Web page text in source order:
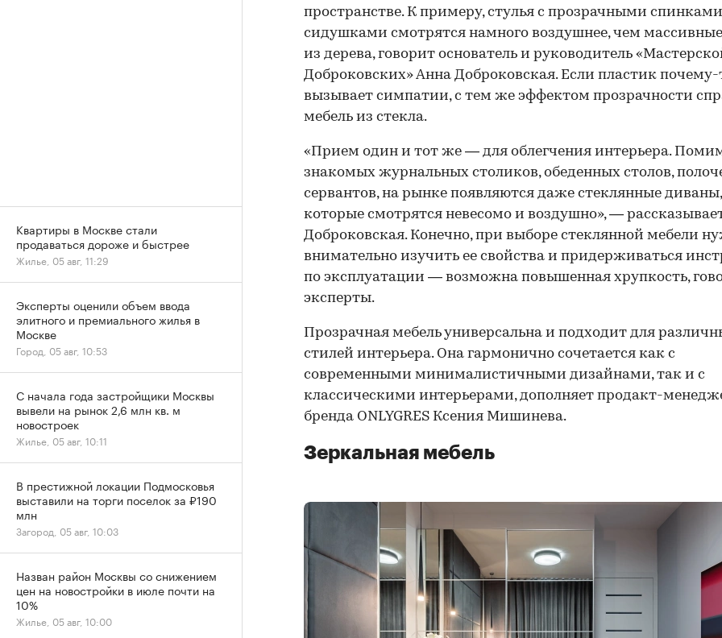
пространстве. К примеру, стулья с прозрачными
сидушками смотрятся намного воздушнее, чем массивные
из дерева, говорит основатель и руководитель
Доброковских» Анна Доброковская. Если пластик почему-
вызывает симпатии, с тем же эффектом прозрачности
мебель из стекла.
«Прием один и тот же — для облегчения интерьера.
знакомых журнальных столиков, обеденных столов,
сервантов, на рынке появляются даже стеклянные диваны,
которые смотрятся невесомо и воздушно», —
Доброковская. Конечно, при выборе стеклянной мебели
внимательно изучить ее свойства и придерживаться
по эксплуатации — возможна повышенная хрупкость,
эксперты.
Прозрачная мебель универсальна и подходит для
стилей интерьера. Она гармонично сочетается как с
современными минималистичными дизайнами, так и с
классическими интерьерами, дополняет продакт-
бренда ONLYGRES Ксения Мишинева.
Зеркальная мебель
Квартиры в Москве стали
продаваться дороже и быстрее
Жилье, 05 авг, 11:29
Эксперты оценили объем ввода
элитного и премиального жилья в
Москве
Город, 05 авг, 10:53
С начала года застройщики Москвы
вывели на рынок 2,6 млн кв. м
новостроек
Жилье, 05 авг, 10:11
В престижной локации Подмосковья
выставили на торги поселок за ₽190
млн
Загород, 05 авг, 10:03
Назван район Москвы со снижением
цен на новостройки в июле почти на
10%
Жилье, 05 авг, 10:00